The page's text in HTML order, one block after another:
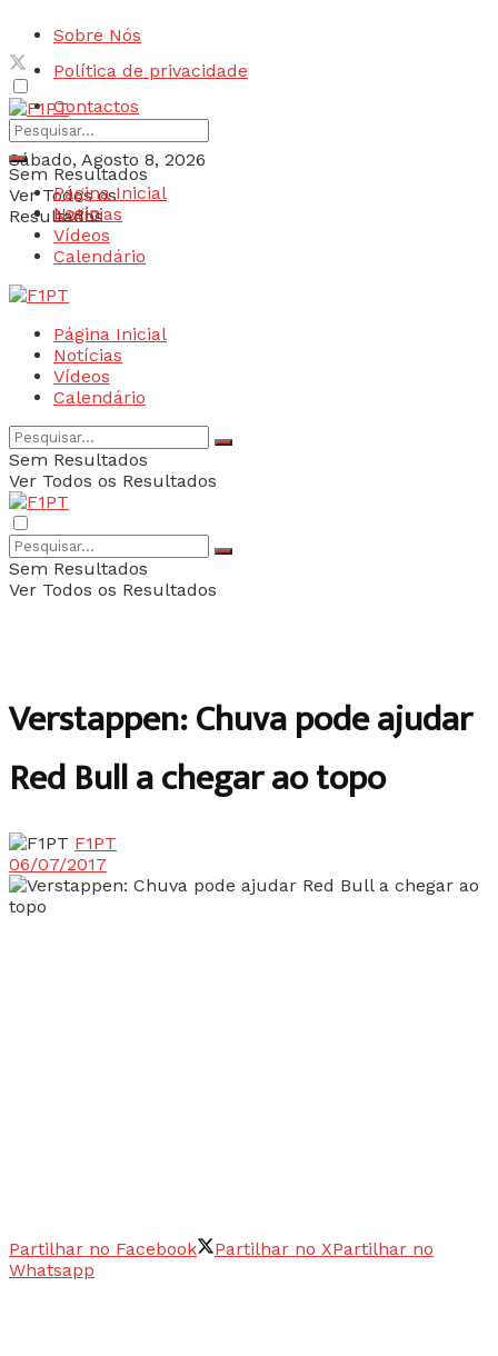
Sobre Nós
Política de privacidade
Contactos
Sábado, Agosto 8, 2026
Login
Sem Resultados
Ver Todos os
Resultados
Página Inicial
Notícias
Vídeos
Calendário
Página Inicial
Notícias
Vídeos
Calendário
Sem Resultados
Ver Todos os Resultados
Sem Resultados
Ver Todos os Resultados
Verstappen: Chuva pode ajudar
Red Bull a chegar ao topo
F1PT
06/07/2017
Partilhar no Facebook Partilhar no XPartilhar no
Whatsapp